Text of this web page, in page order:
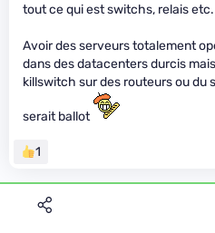
tout ce qui est switchs, relais etc.
Avoir des serveurs totalement
dans des datacenters durcis
killswitch sur des routeurs ou du
serait ballot
1